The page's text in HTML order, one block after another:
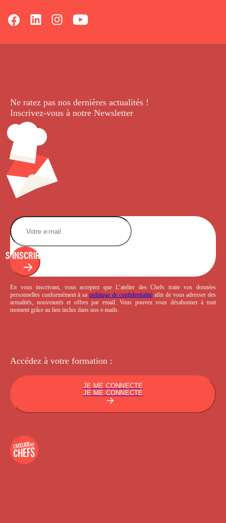
Ne ratez pas nos dernières actualités !
Inscrivez-vous à notre Newsletter.
S'INSCRIRE
En vous inscrivant, vous acceptez que L’atelier des Chefs traite vos données
personnelles conformément à sa politique de confidentialité afin de vous adresser des
actualités, nouveautés et offres par email. Vous pouvez vous désabonner à tout
moment grâce au lien inclus dans nos e-mails.
Accédez à votre formation :
JE ME CONNECTE
JE ME CONNECTE